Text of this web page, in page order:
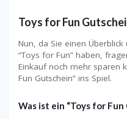
Toys for Fun
Nun, da Sie einen
“Toys for Fun” haben,
Einkauf noch mehr sparen
Fun Gutschein” ins Spiel.
Was ist ein “Toys for Fun